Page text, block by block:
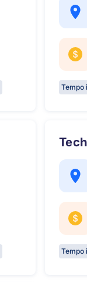
Tempo
Tempo